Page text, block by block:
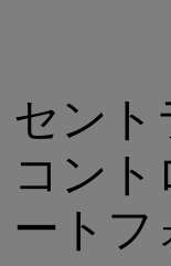
セント
コン
ートフ